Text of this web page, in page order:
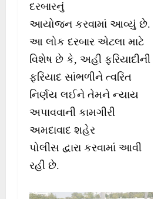
દરબારનું
આયોજન કરવામાં આવ્યું છે.
આ લોક દરબાર એટલા માટે
વિશેષ છે કે, અહી ફરિયાદીની
ફરિયાદ સાંભળીને ત્વરિત
નિર્ણય લઈને તેમને ન્યાય
અપાવવાની કામગીરી
અમદાવાદ શહેર
પોલીસ દ્વારા કરવામાં આવી
રહી છે.